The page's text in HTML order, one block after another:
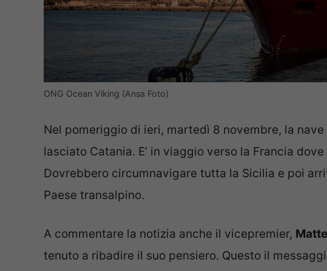
ONG Ocean Viking (Ansa Foto)
Nel pomeriggio di ieri, martedì 8 novembre, la nave
lasciato Catania. E’ in viaggio verso la Francia
Dovrebbero circumnavigare tutta la Sicilia e poi
Paese transalpino.
A commentare la notizia anche il vicepremier,
tenuto a ribadire il suo pensiero. Questo il